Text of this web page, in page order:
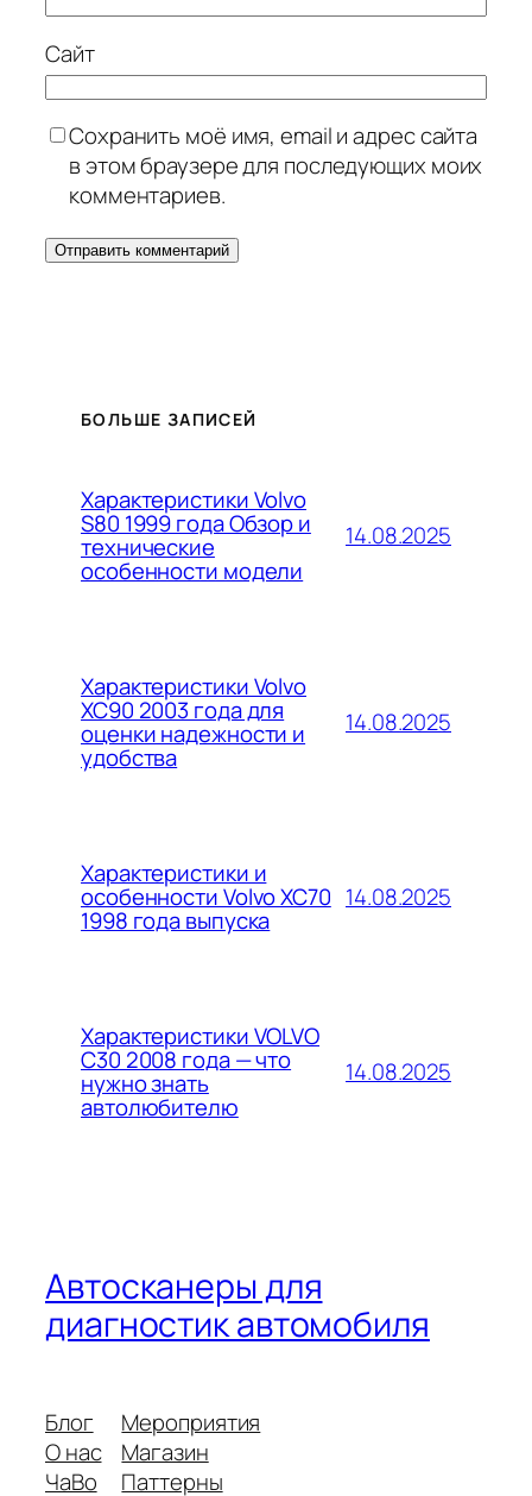
Сайт
Сохранить моё имя, email и адрес сайта
в этом браузере для последующих моих
комментариев.
БОЛЬШЕ ЗАПИСЕЙ
Характеристики Volvo
S80 1999 года Обзор и
технические
особенности модели
14.08.2025
Характеристики Volvo
XC90 2003 года для
оценки надежности и
удобства
14.08.2025
Характеристики и
особенности Volvo XC70
1998 года выпуска
14.08.2025
Характеристики VOLVO
C30 2008 года — что
нужно знать
автолюбителю
14.08.2025
Автосканеры для
диагностик автомобиля
Блог
О нас
ЧаВо
Мероприятия
Магазин
Паттерны